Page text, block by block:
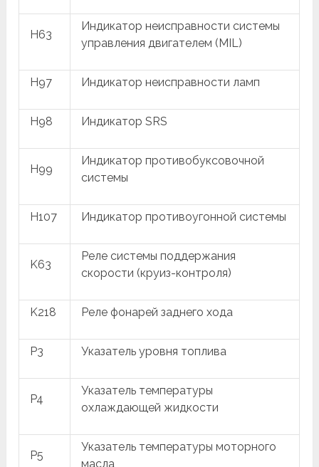
H63
Индикатор неисправности системы
управления двигателем (MIL)
H97 Индикатор неисправности ламп
H98 Индикатор SRS
H99
Индикатор противобуксовочной
системы
H107 Индикатор противоугонной системы
K63
Реле системы поддержания
скорости (круиз-контроля)
K218 Реле фонарей заднего хода
P3 Указатель уровня топлива
P4
Указатель температуры
охлаждающей жидкости
P5
Указатель температуры моторного
масла